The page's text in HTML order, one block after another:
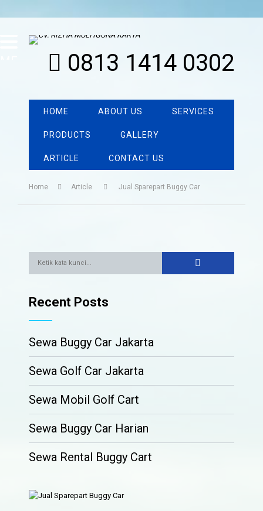
0813 1414 0302
HOME ABOUT US SERVICES
PRODUCTS GALLERY
ARTICLE CONTACT US
Home Article Jual Sparepart Buggy Car
Recent Posts
Sewa Buggy Car Jakarta
Sewa Golf Car Jakarta
Sewa Mobil Golf Cart
Sewa Buggy Car Harian
Sewa Rental Buggy Cart